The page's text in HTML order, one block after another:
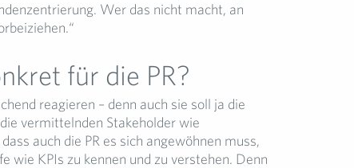
Wer das nicht macht, an
für die PR?
reagieren – denn auch sie soll ja die
vermittelnden Stakeholder wie
auch die PR es sich angewöhnen muss,
wie KPIs zu kennen und zu verstehen. Denn